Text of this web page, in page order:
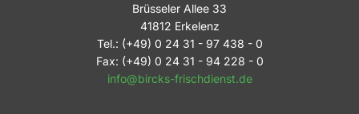
Brüsseler Allee 33
41812 Erkelenz
Tel.: (+49) 0 24 31 - 97 438 - 0
Fax: (+49) 0 24 31 - 94 228 - 0
info@bircks-frischdienst.de